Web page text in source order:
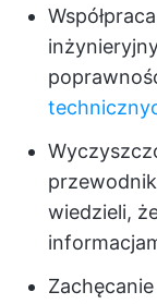
wiedzieli,